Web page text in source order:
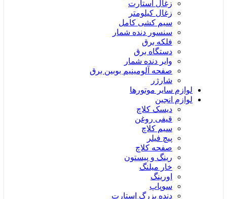
زغال استارت
زغال کیلومتر
سیم کشی کامل
سنسور دنده شمار
فلکه برق
دستگاه برق
وایر دنده شمار
صفحه آلومینیم بوبین برق
شارژر
لوازم سایر موتورها
لوازم انجین
دیسک کلاچ
قیفی روغن
سیم کلاچ
پیچ فیلر
صفحه کلاچ
رینگ و پیستون
خار میلنگ
اورینگ
سوپاپ
دنده بزرگ استارت